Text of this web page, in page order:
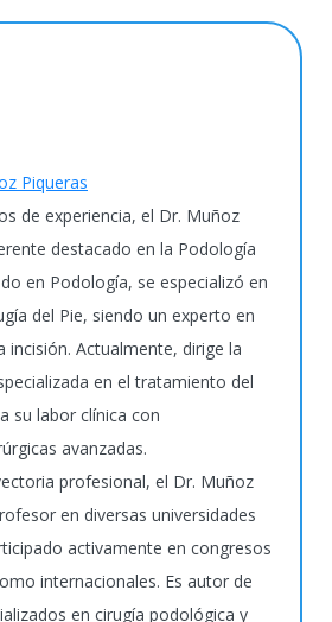
Piqueras
de experiencia, el Dr. Muñoz
destacado en la Podología
en Podología, se especializó en
del Pie, siendo un experto en
incisión. Actualmente, dirige la
en el tratamiento del
su labor clínica con
avanzadas.
profesional, el Dr. Muñoz
en diversas universidades
activamente en congresos
internacionales. Es autor de
en cirugía podológica y